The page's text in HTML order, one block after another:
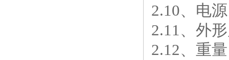
2.10、电
2.11、外
2.12、重